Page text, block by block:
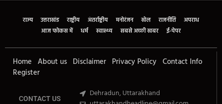
राज्य उत्तराखंड राष्ट्रीय अंतर्राष्ट्रीय मनोरंजन खेल राजनीति
अपराध
आज फोकस में
धर्म स्वास्थ्य सबसे अच्छी खबर ई-पेपर
Home About us Disclaimer Privacy Policy Contact Info
Register
CONTACT US
Dehradun, Uttarakhand